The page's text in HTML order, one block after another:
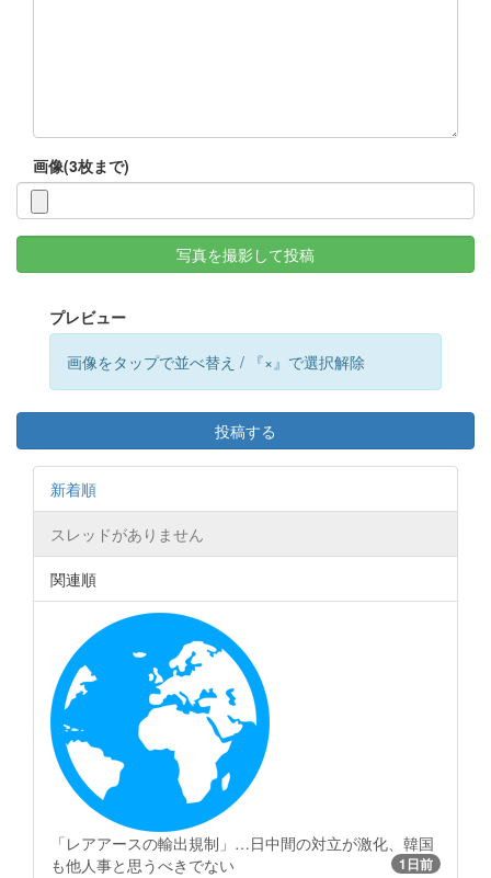
画像(3枚まで)
写真を撮影して投稿
プレビュー
画像をタップで並べ替え / 『×』で選択解除
投稿する
新着順
スレッドがありません
関連順
「レアアースの輸出規制」…日中間の対立が激化、韓国
も他人事と思うべきでない
1日前